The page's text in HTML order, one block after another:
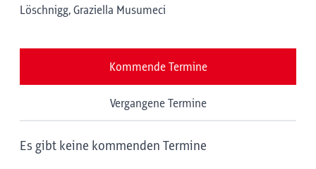
Löschnigg, Graziella Musumeci
Kommende Termine
Vergangene Termine
Es gibt keine kommenden Termine